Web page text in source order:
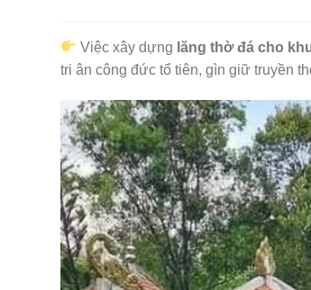
Việc xây dựng lăng thờ đá cho
tri ân công đức tổ tiên, gìn giữ truyền